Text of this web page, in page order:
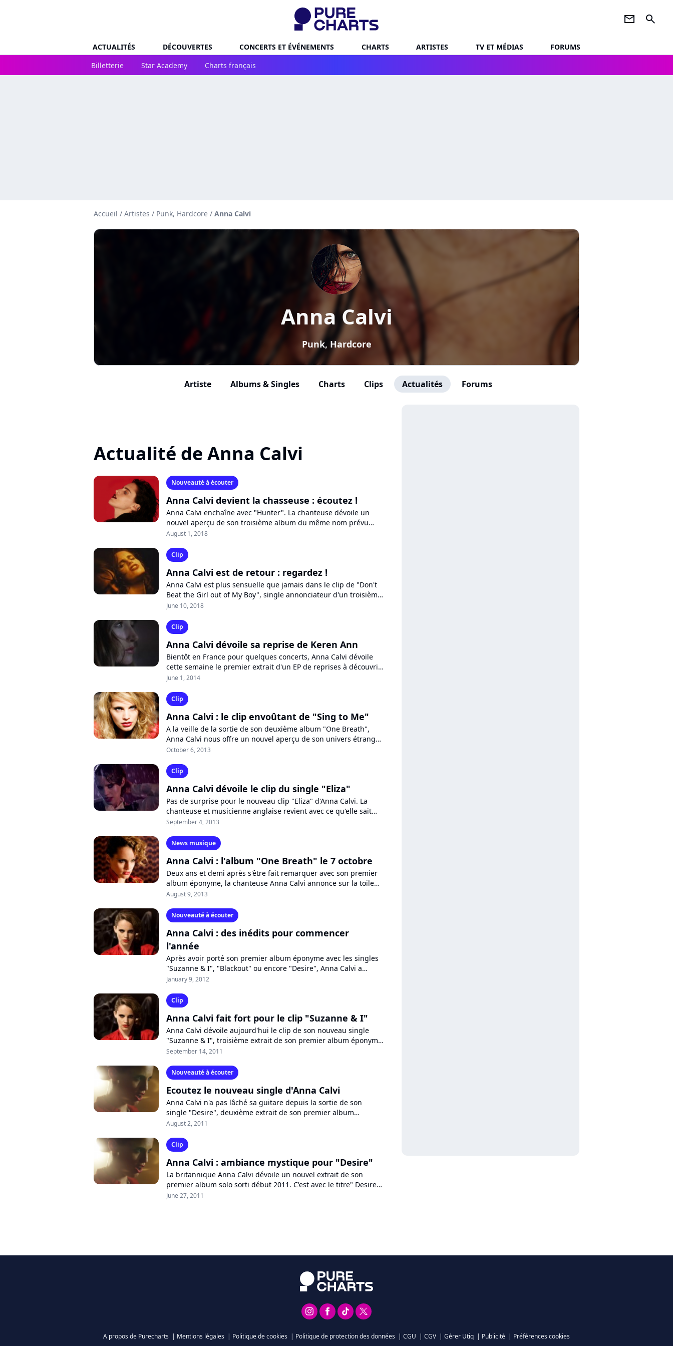
newsletter search
ACTUALITÉS DÉCOUVERTES CONCERTS ET ÉVÉNEMENTS CHARTS ARTISTES TV ET MÉDIAS
FORUMS
Billetterie
Star Academy Charts français
Accueil / Artistes / Punk, Hardcore / Anna Calvi
Anna Calvi
Punk, Hardcore
Artiste Albums & Singles Charts Clips Actualités Forums
Actualité de Anna Calvi
Nouveauté à écouter
Anna Calvi devient la chasseuse : écoutez !
Anna Calvi enchaîne avec "Hunter". La chanteuse dévoile un
nouvel aperçu de son troisième album du même nom prévu
pour le 31 août. Clamant haut et fort...
August 1, 2018
Clip
Anna Calvi est de retour : regardez !
Anna Calvi est plus sensuelle que jamais dans le clip de "Don't
Beat the Girl out of My Boy", single annonciateur d'un troisième
album prévu pour le 31...
June 10, 2018
Clip
Anna Calvi dévoile sa reprise de Keren Ann
Bientôt en France pour quelques concerts, Anna Calvi dévoile
cette semaine le premier extrait d'un EP de reprises à découvrir
le 14 juillet. Pour entamer...
June 1, 2014
Clip
Anna Calvi : le clip envoûtant de "Sing to Me"
A la veille de la sortie de son deuxième album "One Breath",
Anna Calvi nous offre un nouvel aperçu de son univers étrange
et tourmentée. Pour illustrer...
October 6, 2013
Clip
Anna Calvi dévoile le clip du single "Eliza"
Pas de surprise pour le nouveau clip "Eliza" d'Anna Calvi. La
chanteuse et musicienne anglaise revient avec ce qu'elle sait
faire de mieux, nous entraînant...
September 4, 2013
News musique
Anna Calvi : l'album "One Breath" le 7 octobre
Deux ans et demi après s'être fait remarquer avec son premier
album éponyme, la chanteuse Anna Calvi annonce sur la toile
son retour le 7 octobre avec...
August 9, 2013
Nouveauté à écouter
Anna Calvi : des inédits pour commencer
l'année
Après avoir porté son premier album éponyme avec les singles
"Suzanne & I", "Blackout" ou encore "Desire", Anna Calvi a
décidé de mettre en ligne gratuitement...
January 9, 2012
Clip
Anna Calvi fait fort pour le clip "Suzanne & I"
Anna Calvi dévoile aujourd'hui le clip de son nouveau single
"Suzanne & I", troisième extrait de son premier album éponyme
dans les bacs depuis le mois...
September 14, 2011
Nouveauté à écouter
Ecoutez le nouveau single d'Anna Calvi
Anna Calvi n'a pas lâché sa guitare depuis la sortie de son
single "Desire", deuxième extrait de son premier album
éponyme dans les bacs depuis le mois...
August 2, 2011
Clip
Anna Calvi : ambiance mystique pour "Desire"
La britannique Anna Calvi dévoile un nouvel extrait de son
premier album solo sorti début 2011. C'est avec le titre" Desire"
qu'elle poursuit la promotion...
June 27, 2011
A propos de Purecharts | Mentions légales | Politique de cookies | Politique de protection des données | CGU | CGV | Gérer Utiq | Publicité | Préférences cookies